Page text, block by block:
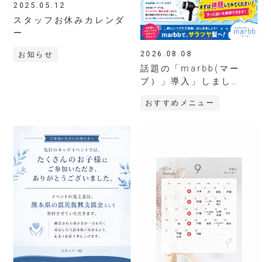
2025.05.12
スタッフお休みカレンダ
ー
お知らせ 2026.08.08
話題の「marbb(マー
ブ）」導入」しまし
おすすめメニュー